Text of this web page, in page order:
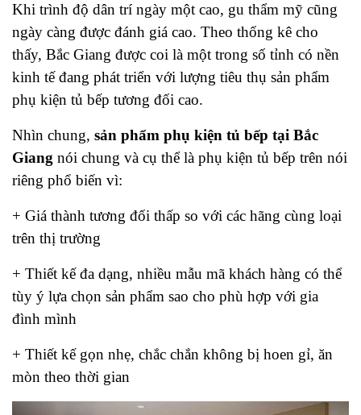
Khi trình độ dân trí ngày một cao, gu thẩm mỹ cũng
ngày càng được đánh giá cao. Theo thống kê cho
thấy, Bắc Giang được coi là một trong số tỉnh có nền
kinh tế đang phát triển với lượng tiêu thụ sản phẩm
phụ kiện tủ bếp tương đối cao.
Nhìn chung, sản phẩm phụ kiện tủ bếp tại Bắc
Giang nói chung và cụ thể là phụ kiện tủ bếp trên nói
riêng phổ biến vì:
+ Giá thành tương đối thấp so với các hãng cùng loại
trên thị trường
+ Thiết kế đa dạng, nhiều mẫu mã khách hàng có thể
tùy ý lựa chọn sản phẩm sao cho phù hợp với gia
đình mình
+ Thiết kế gọn nhẹ, chắc chắn không bị hoen gỉ, ăn
mòn theo thời gian